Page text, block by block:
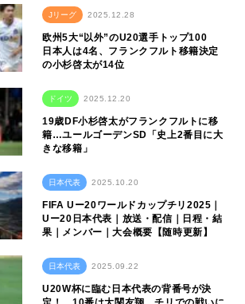
Jリーグ 2025.12.28
欧州5大“以外”のU20選手トップ100
日本人は4名、フランクフルト移籍決定
の小杉啓太が14位
ドイツ 2025.12.20
19歳DF小杉啓太がフランクフルトに移
籍…ユールゴーデンSD「史上2番目に大
きな移籍」
日本代表 2025.10.20
FIFA Uー20ワールドカップチリ2025｜
Uー20日本代表｜放送・配信｜日程・結
果｜メンバー｜大会概要【随時更新】
日本代表 2025.09.22
U20W杯に臨む日本代表の背番号が決